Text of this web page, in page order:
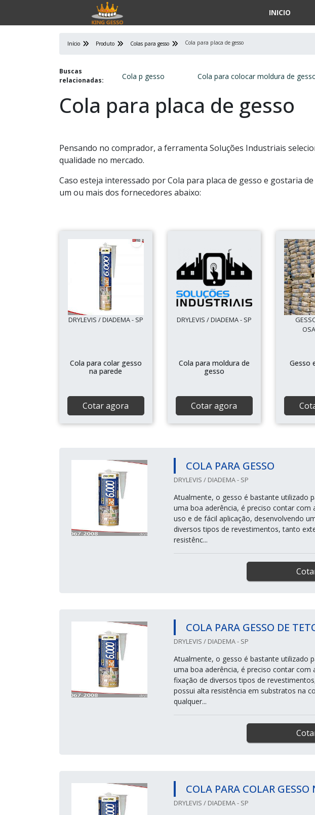
INICIO
Início Produto Colas para gesso Cola para placa de gesso
Buscas
relacionadas:
Cola p gesso Cola para colocar moldura de
Cola para placa de gesso
Pensando no comprador, a ferramenta Soluções Industriais
qualidade no mercado.
Caso esteja interessado por Cola para placa de gesso e gostaria
um ou mais dos fornecedores abaixo:
DRYLEVIS / DIADEMA - SP
Cola para colar gesso
na parede
Cotar agora
DRYLEVIS / DIADEMA - SP
Cola para moldura de
gesso
Cotar agora
Gesso
COLA PARA GESSO
DRYLEVIS / DIADEMA - SP
Atualmente, o gesso é bastante utilizado
uma boa aderência, é preciso contar
uso e de fácil aplicação, desenvolvendo
diversos tipos de revestimentos, tanto
resistênc...
COLA PARA GESSO DE
DRYLEVIS / DIADEMA - SP
Atualmente, o gesso é bastante utilizado
uma boa aderência, é preciso contar com
fixação de diversos tipos de
possui alta resistência em substratos na
qualquer...
COLA PARA COLAR GESSO
DRYLEVIS / DIADEMA - SP